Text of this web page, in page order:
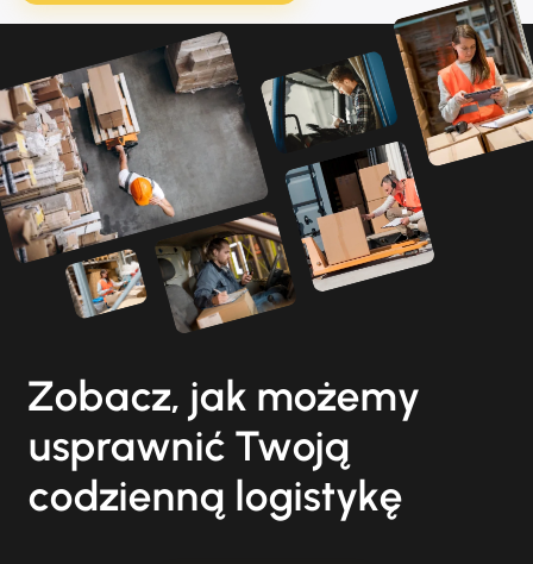
Zobacz, jak możemy
usprawnić Twoją
codzienną logistykę